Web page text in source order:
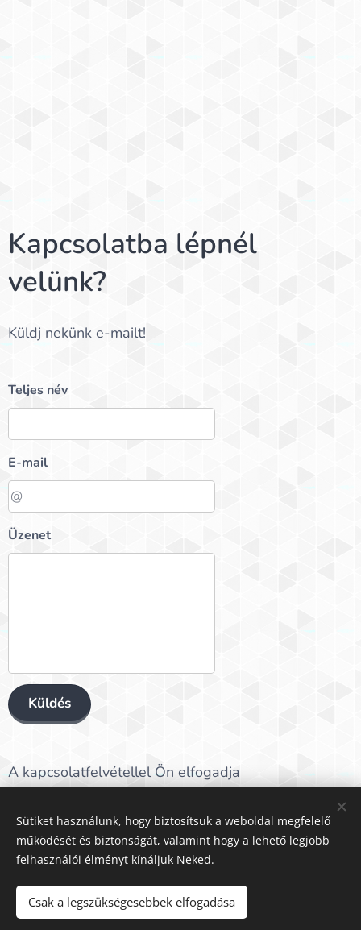
Kapcsolatba lépnél
velünk?
Küldj nekünk e-mailt!
Teljes név
E-mail
Üzenet
Küldés
A kapcsolatfelvétellel Ön elfogadja
azAdatvédelem-ben foglaltakat.
Adatvédelem
Céges adatok
Sütiket használunk, hogy biztosítsuk a weboldal megfelelő
működését és biztonságát, valamint hogy a lehető legjobb
felhasználói élményt kínáljuk Neked.
Csak a legszükségesebbek elfogadása